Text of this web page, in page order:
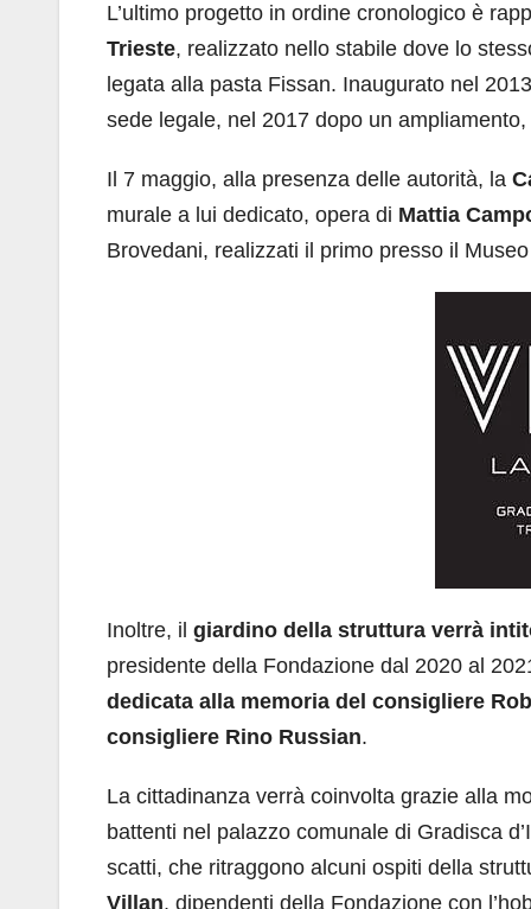
L’ultimo progetto in ordine cronologico è
Trieste, realizzato nello stabile dove lo
legata alla pasta Fissan. Inaugurato nel
sede legale, nel 2017 dopo un
Il 7 maggio, alla presenza delle autorità, la
murale a lui dedicato, opera di Mattia
Brovedani, realizzati il primo presso il
Inoltre, il giardino della struttura verrà
presidente della Fondazione dal 2020 al
dedicata alla memoria del consigliere
consigliere Rino Russian.
La cittadinanza verrà coinvolta grazie alla
battenti nel palazzo comunale di Gradisca
scatti, che ritraggono alcuni ospiti della
Villan, dipendenti della Fondazione con